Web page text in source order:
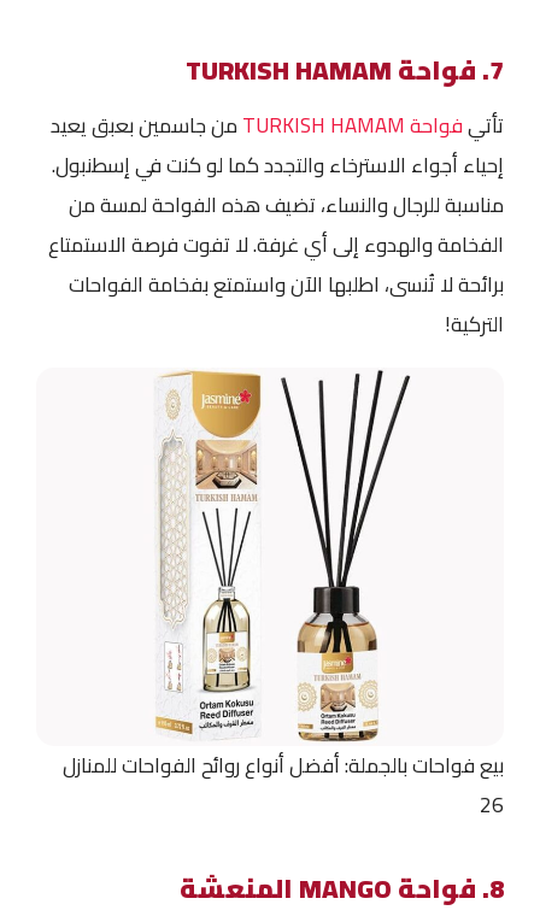
7. فواحة TURKISH HAMAM
تأتيفواحة TURKISH HAMAM
من جاسمين بعبق يعيد
إحياء أجواء الاسترخاء والتجدد كما لو كنت في إسطنبول.
مناسبة للرجال والنساء، تضيف هذه الفواحة لمسة من
الفخامة والهدوء إلى أي غرفة. لا تفوت فرصة الاستمتاع
برائحة لا تُنسى، اطلبها الآن واستمتع بفخامة الفواحات
التركية!
بيع فواحات بالجملة: أفضل أنواع روائح الفواحات للمنازل
26
8. فواحة MANGO المنعشة